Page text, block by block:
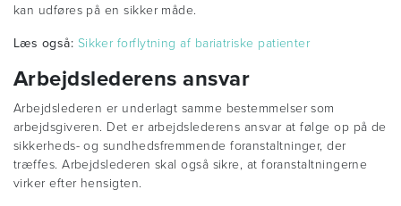
kan udføres på en sikker måde.
Læs også: Sikker forflytning af bariatriske patienter
Arbejdslederens ansvar
Arbejdslederen er underlagt samme bestemmelser som
arbejdsgiveren. Det er arbejdslederens ansvar at følge op på de
sikkerheds- og sundhedsfremmende foranstaltninger, der
træffes. Arbejdslederen skal også sikre, at foranstaltningerne
virker efter hensigten.